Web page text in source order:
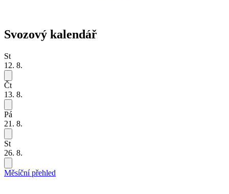
Svozový kalendář
St
12. 8.
Čt
13. 8.
Pá
21. 8.
St
26. 8.
Měsíční přehled